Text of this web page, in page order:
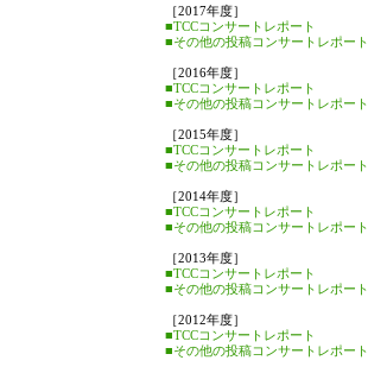
［2017年度］
■TCCコンサートレポート
■その他の投稿コンサートレポート
［2016年度］
■TCCコンサートレポート
■その他の投稿コンサートレポート
［2015年度］
■TCCコンサートレポート
■その他の投稿コンサートレポート
［2014年度］
■TCCコンサートレポート
■その他の投稿コンサートレポート
［2013年度］
■TCCコンサートレポート
■その他の投稿コンサートレポート
［2012年度］
■TCCコンサートレポート
■その他の投稿コンサートレポート